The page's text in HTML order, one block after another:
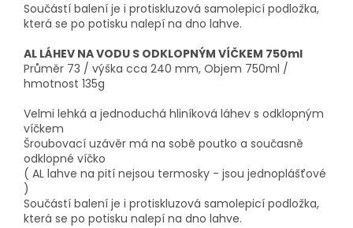
Součástí balení je i protiskluzová samolepicí podložka,
která se po potisku nalepí na dno lahve.
AL LÁHEV NA VODU S ODKLOPNÝM VÍČKEM 750ml
Průměr 73 / výška cca 240 mm, Objem 750ml /
hmotnost 135g
Velmi lehká a jednoduchá hliníková láhev s odklopným
víčkem
Šroubovací uzávěr má na sobě poutko a současně
odklopné víčko
( AL lahve na pití nejsou termosky - jsou jednoplášťové
)
Součástí balení je i protiskluzová samolepicí podložka,
která se po potisku nalepí na dno lahve.